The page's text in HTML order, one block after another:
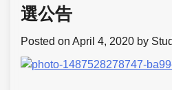
選公告
Posted on April 4, 2020 by